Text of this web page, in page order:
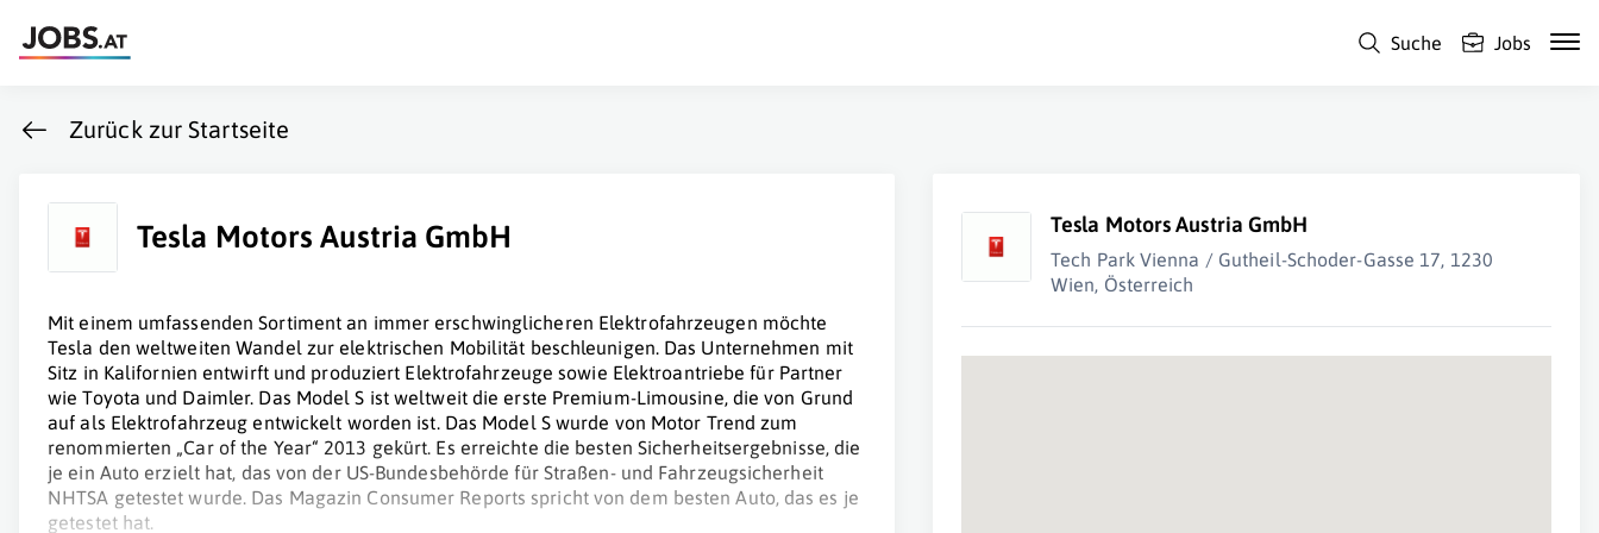
Suche Jobs
Zurück zur Startseite
Tesla Motors Austria GmbH
Mit einem umfassenden Sortiment an immer erschwinglicheren Elektrofahrzeugen möchte
Tesla den weltweiten Wandel zur elektrischen Mobilität beschleunigen. Das Unternehmen mit
Sitz in Kalifornien entwirft und produziert Elektrofahrzeuge sowie Elektroantriebe für Partner
wie Toyota und Daimler. Das Model S ist weltweit die erste Premium-Limousine, die von Grund
auf als Elektrofahrzeug entwickelt worden ist. Das Model S wurde von Motor Trend zum
renommierten „Car of the Year“ 2013 gekürt. Es erreichte die besten Sicherheitsergebnisse, die
je ein Auto erzielt hat, das von der US-Bundesbehörde für Straßen- und Fahrzeugsicherheit
NHTSA getestet wurde. Das Magazin Consumer Reports spricht von dem besten Auto, das es je
getestet hat.
Tesla Motors Austria GmbH
Tech Park Vienna / Gutheil-Schoder-Gasse 17, 1230
Wien, Österreich